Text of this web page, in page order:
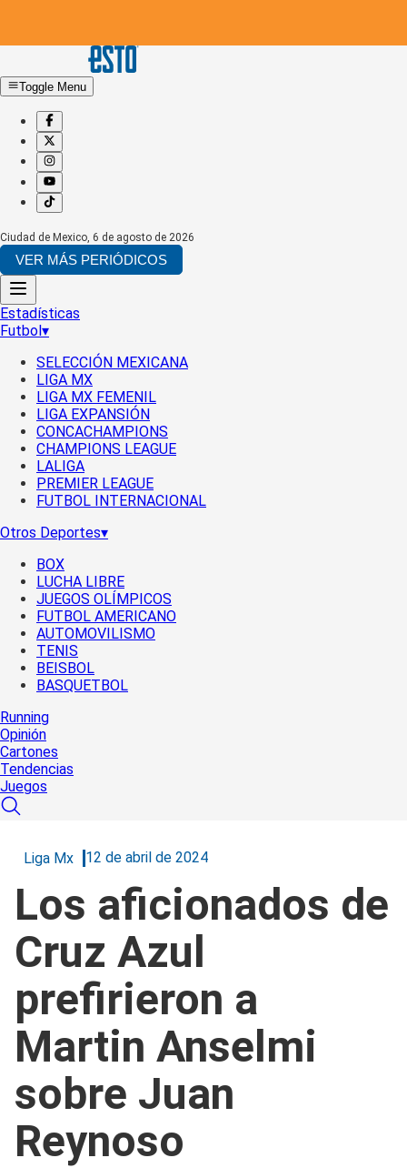
Toggle Menu
Ciudad de Mexico, 6 de agosto de 2026
VER MÁS PERIÓDICOS
Estadísticas
Futbol▾
SELECCIÓN MEXICANA
LIGA MX
LIGA MX FEMENIL
LIGA EXPANSIÓN
CONCACHAMPIONS
CHAMPIONS LEAGUE
LALIGA
PREMIER LEAGUE
FUTBOL INTERNACIONAL
Otros Deportes▾
BOX
LUCHA LIBRE
JUEGOS OLÍMPICOS
FUTBOL AMERICANO
AUTOMOVILISMO
TENIS
BEISBOL
BASQUETBOL
Running
Opinión
Cartones
Tendencias
Juegos
Liga Mx 12 de abril de 2024
Los aficionados de
Cruz Azul
prefirieron a
Martin Anselmi
sobre Juan
Reynoso